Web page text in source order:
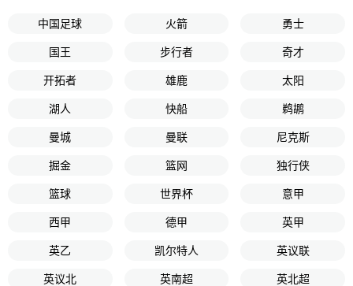
中国足球 火箭 勇士
国王 步行者 奇才
开拓者 雄鹿 太阳
湖人 快船 鹈鹕
曼城 曼联 尼克斯
掘金 篮网 独行侠
篮球 世界杯 意甲
西甲 德甲 英甲
英乙 凯尔特人 英议联
英议北 英南超 英北超